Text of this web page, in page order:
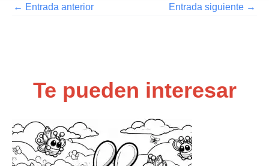
← Entrada anterior Entrada siguiente →
Te pueden interesar